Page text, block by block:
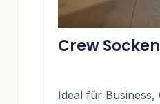
Crew
Ideal für Business,